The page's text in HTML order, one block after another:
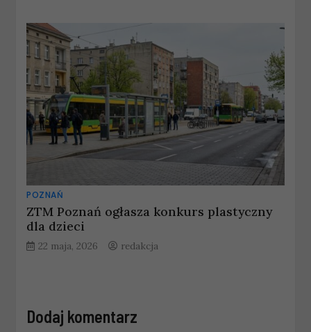
POZNAŃ
ZTM Poznań ogłasza konkurs plastyczny
dla dzieci
22 maja, 2026 redakcja
Dodaj komentarz